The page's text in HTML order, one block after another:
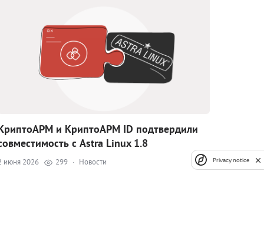
и КриптоАРМ ID подтвердили
с Astra Linux 1.8
июня 2026 299 · Новости Privacy notice